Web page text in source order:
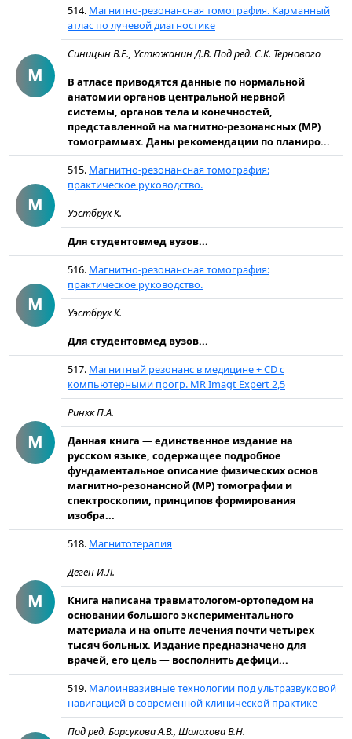
М
514. Магнитно-резонансная томография. Карманный
атлас по лучевой диагностике
Синицын В.Е., Устюжанин Д.В. Под ред. С.К. Тернового
В атласе приводятся данные по нормальной
анатомии органов центральной нервной
системы, органов тела и конечностей,
представленной на магнитно-резонансных (МР)
томограммах. Даны рекомендации по планиро...
М
515. Магнитно-резонансная томография:
практическое руководство.
Уэстбрук К.
Для студентовмед вузов...
М
516. Магнитно-резонансная томография:
практическое руководство.
Уэстбрук К.
Для студентовмед вузов...
М
517. Магнитный резонанс в медицине + CD с
компьютерными прогр. MR Imagt Expert 2,5
Ринкк П.А.
Данная книга — единственное издание на
русском языке, содержащее подробное
фундаментальное описание физических основ
магнитно-резонансной (МР) томографии и
спектроскопии, принципов формирования
изобра...
М
518. Магнитотерапия
Деген И.Л.
Книга написана травматологом-ортопедом на
основании большого экспериментального
материала и на опыте лечения почти четырех
тысяч больных. Издание предназначено для
врачей, его цель — восполнить дефици...
519. Малоинвазивные технологии под ультразвуковой
навигацией в современной клинической практике
Под ред. Борсукова А.В., Шолохова В.Н.